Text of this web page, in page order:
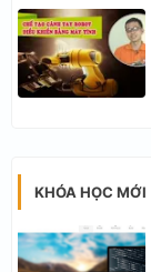
KHÓA HỌC MỚI